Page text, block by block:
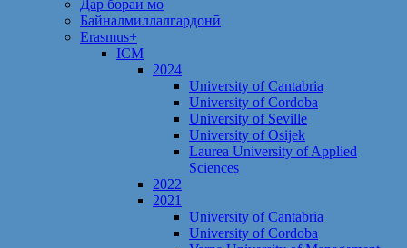
Дар бораи мо
Байналмиллалгардонӣ
Erasmus+
ICM
2024
University of Cantabria
University of Cordoba
University of Seville
University of Osijek
Laurea University of Applied
Sciences
2022
2021
University of Cantabria
University of Cordoba